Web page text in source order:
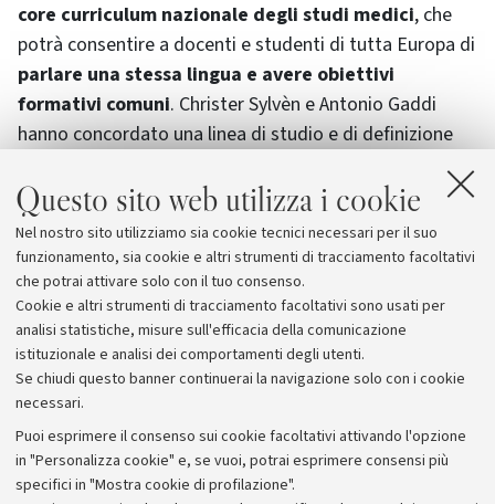
Questo sito web utilizza i cookie
Nel nostro sito utilizziamo sia cookie tecnici necessari per il suo
funzionamento, sia cookie e altri strumenti di tracciamento facoltativi
che potrai attivare solo con il tuo consenso.
Cookie e altri strumenti di tracciamento facoltativi sono usati per
analisi statistiche, misure sull'efficacia della comunicazione
istituzionale e analisi dei comportamenti degli utenti.
Se chiudi questo banner continuerai la navigazione solo con i cookie
necessari.
Puoi esprimere il consenso sui cookie facoltativi attivando l'opzione
in "Personalizza cookie" e, se vuoi, potrai esprimere consensi più
specifici in "Mostra cookie di profilazione".
core curriculum nazionale degli studi medici, che
potrà consentire a docenti e studenti di tutta Europa di
parlare una stessa lingua e avere obiettivi
formativi comuni. Christer Sylvèn e Antonio Gaddi
hanno concordato una linea di studio e di definizione
(telemedicina,home-care, cartelle cliniche e fascicoli
sanitari elettronici, uso di internet e delle reti) da
inserire nei curiculum delle due nazioni e da proporre
agli altri paesi europei.
Archivio
Comunicati stampa